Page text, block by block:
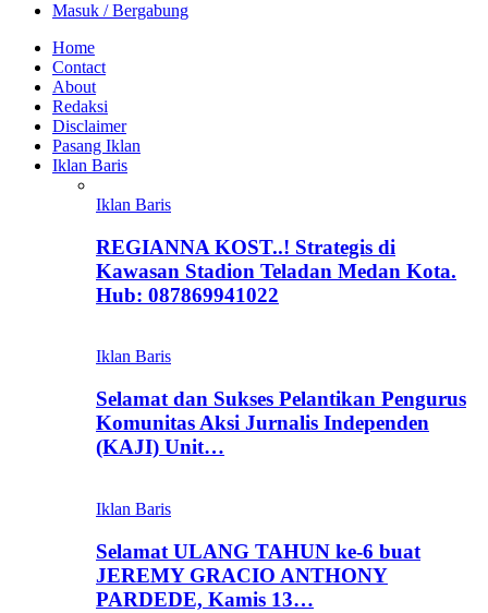
Masuk / Bergabung
Home
Contact
About
Redaksi
Disclaimer
Pasang Iklan
Iklan Baris
Iklan Baris
REGIANNA KOST..! Strategis di
Kawasan Stadion Teladan Medan Kota.
Hub: 087869941022
Iklan Baris
Selamat dan Sukses Pelantikan Pengurus
Komunitas Aksi Jurnalis Independen
(KAJI) Unit…
Iklan Baris
Selamat ULANG TAHUN ke-6 buat
JEREMY GRACIO ANTHONY
PARDEDE, Kamis 13…